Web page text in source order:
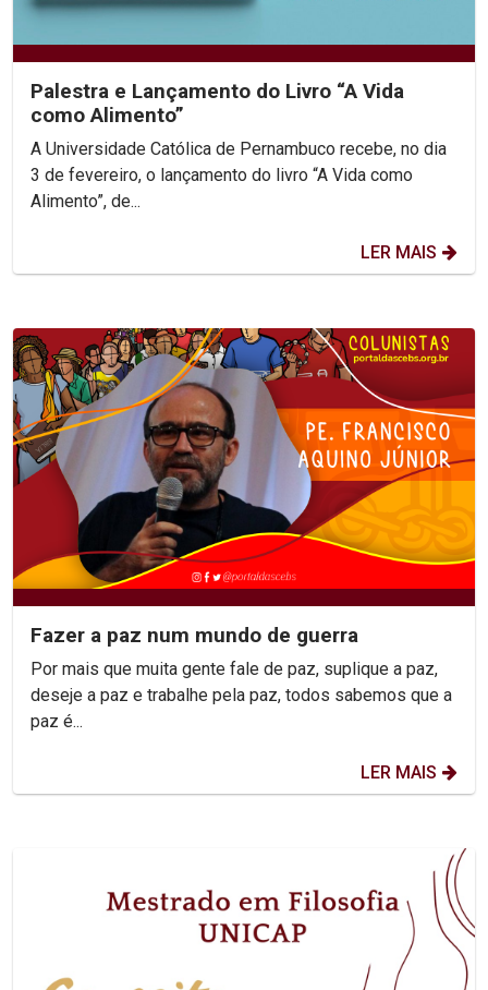
Palestra e Lançamento do Livro “A Vida
como Alimento”
A Universidade Católica de Pernambuco recebe, no dia
3 de fevereiro, o lançamento do livro “A Vida como
Alimento”, de...
LER MAIS
Fazer a paz num mundo de guerra
Por mais que muita gente fale de paz, suplique a paz,
deseje a paz e trabalhe pela paz, todos sabemos que a
paz é...
LER MAIS